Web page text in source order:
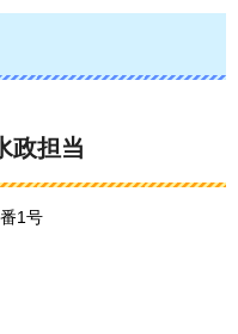
政担当
1号